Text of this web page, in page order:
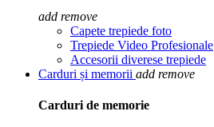
add remove
Capete trepiede foto
Trepiede Video Profesionale
Accesorii diverese trepiede
Carduri și memorii add remove
Carduri de memorie